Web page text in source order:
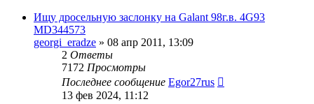
Ищу дросельную заслонку на Galant 98г.в. 4G93
MD344573
georgi_eradze » 08 апр 2011, 13:09
2 Ответы
7172 Просмотры
Последнее сообщение Egor27rus
13 фев 2024, 11:12